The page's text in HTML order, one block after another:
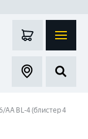
AA BL-4 (блистер 4